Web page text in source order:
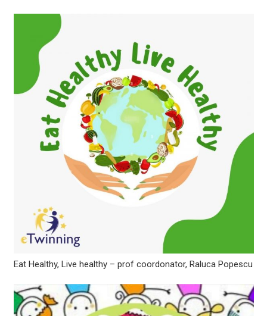
Eat Healthy, Live healthy – prof coordonator, Raluca Popescu